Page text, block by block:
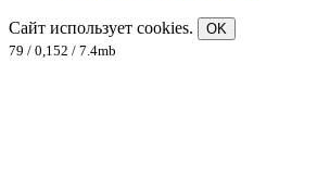
Сайт использует cookies.
OK
79 / 0,152 / 7.4mb